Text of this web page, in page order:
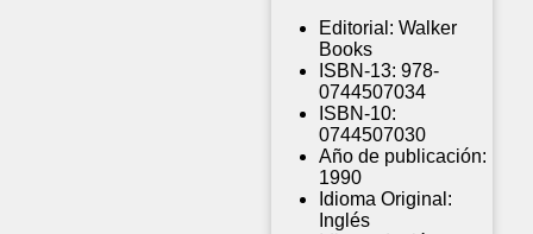
Editorial: Walker
Books
ISBN-13: 978-
0744507034
ISBN-10:
0744507030
Año de publicación:
1990
Idioma Original:
Inglés